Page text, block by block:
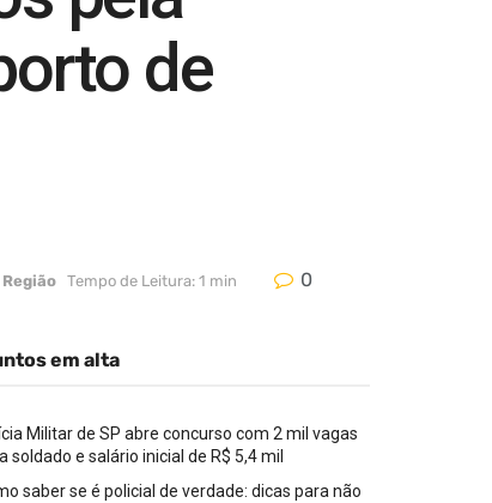
de
Tempo de Leitura: 1 min 0
em alta
Militar de SP abre concurso com 2 mil vagas
soldado e salário inicial de R$ 5,4 mil
saber se é policial de verdade: dicas para não